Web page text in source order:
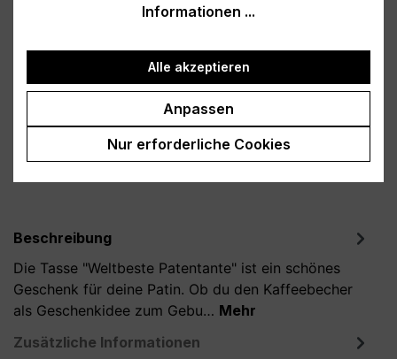
weiß
schwarz rosa lila
Produkt Anzahl: Gib den gewünschten
In den Warenkorb
Produktnummer:T800146-03
Beschreibung
Die Tasse "Weltbeste Patentante" ist ein schönes
Geschenk für deine Patin. Ob du den Kaffeebecher
als Geschenkidee zum Gebu… Mehr
Zusätzliche Informationen
Informationen ...
Alle akzeptieren
Anpassen
Nur erforderliche Cookies